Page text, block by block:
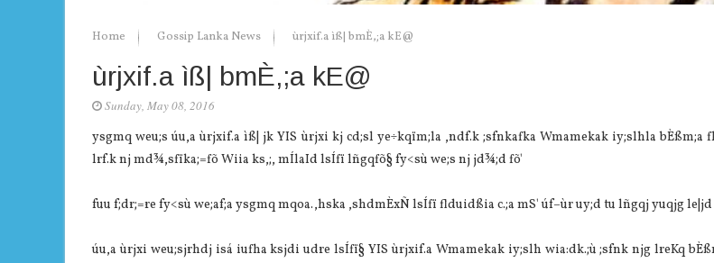
Home Gossip Lanka News ùrjxif.a ìß| bmÈ,;a kE@
ùrjxif.a ìß| bmÈ,;a kE@
Sunday, May 08, 2016
ysgmq weu;s úu,a ùrjxif.a ìß| jk YIS ùrjxi kj cd;sl ye÷kqïm;la ,ndf.k ;sfnkafka Wmamekak iy;slhla bÈßm;a
lrf.k nj md¾,sfïka;=fõ Wiia ks,;, mÍlaId lsÍfï lñgqfõ§ fy<sù we;s nj jd¾;d fõ'
fuu f;dr;=re fy<sù we;af;a ysgmq mqoa.,hska ,shdmÈxÑ lsÍfï flduidßia c.;a mS' úf–ùr uy;d tu lñgqj yuqjg
úu,a ùrjxi weu;sjrhdj isá iufha ksjdi udre lsÍfï§ YIS ùrjxif.a Wmamekak iy;slh wia:dk.;ù ;sfnk njg lreKq